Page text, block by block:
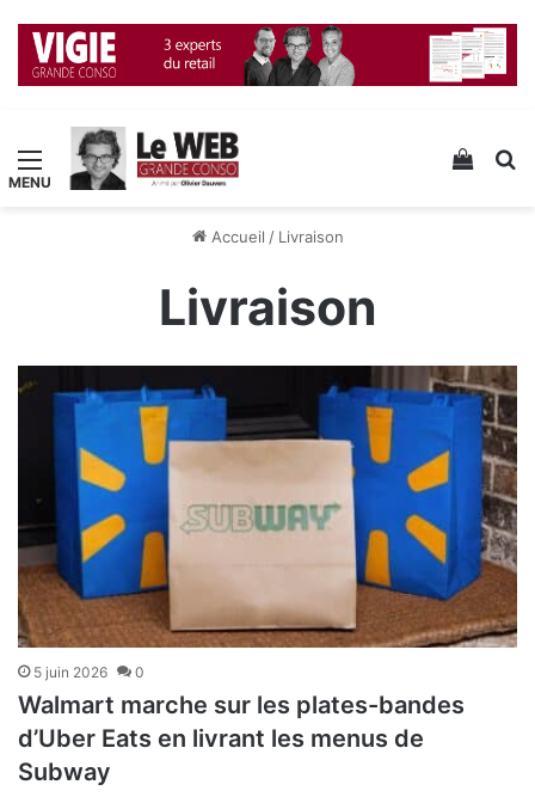
Menu Voir
Accueil / Livraison
Livraison
5 juin 2026 0
Walmart marche sur les plates-bandes
d’Uber Eats en livrant les menus de
Subway